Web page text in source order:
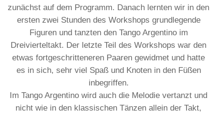
zunächst auf dem Programm. Danach lernten wir in den
ersten zwei Stunden des Workshops grundlegende
Figuren und tanzten den Tango Argentino im
Dreivierteltakt. Der letzte Teil des Workshops war den
etwas fortgeschritteneren Paaren gewidmet und hatte
es in sich, sehr viel Spaß und Knoten in den Füßen
inbegriffen.
Im Tango Argentino wird auch die Melodie vertanzt und
nicht wie in den klassischen Tänzen allein der Takt,